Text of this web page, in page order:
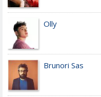
Olly
Brunori Sas